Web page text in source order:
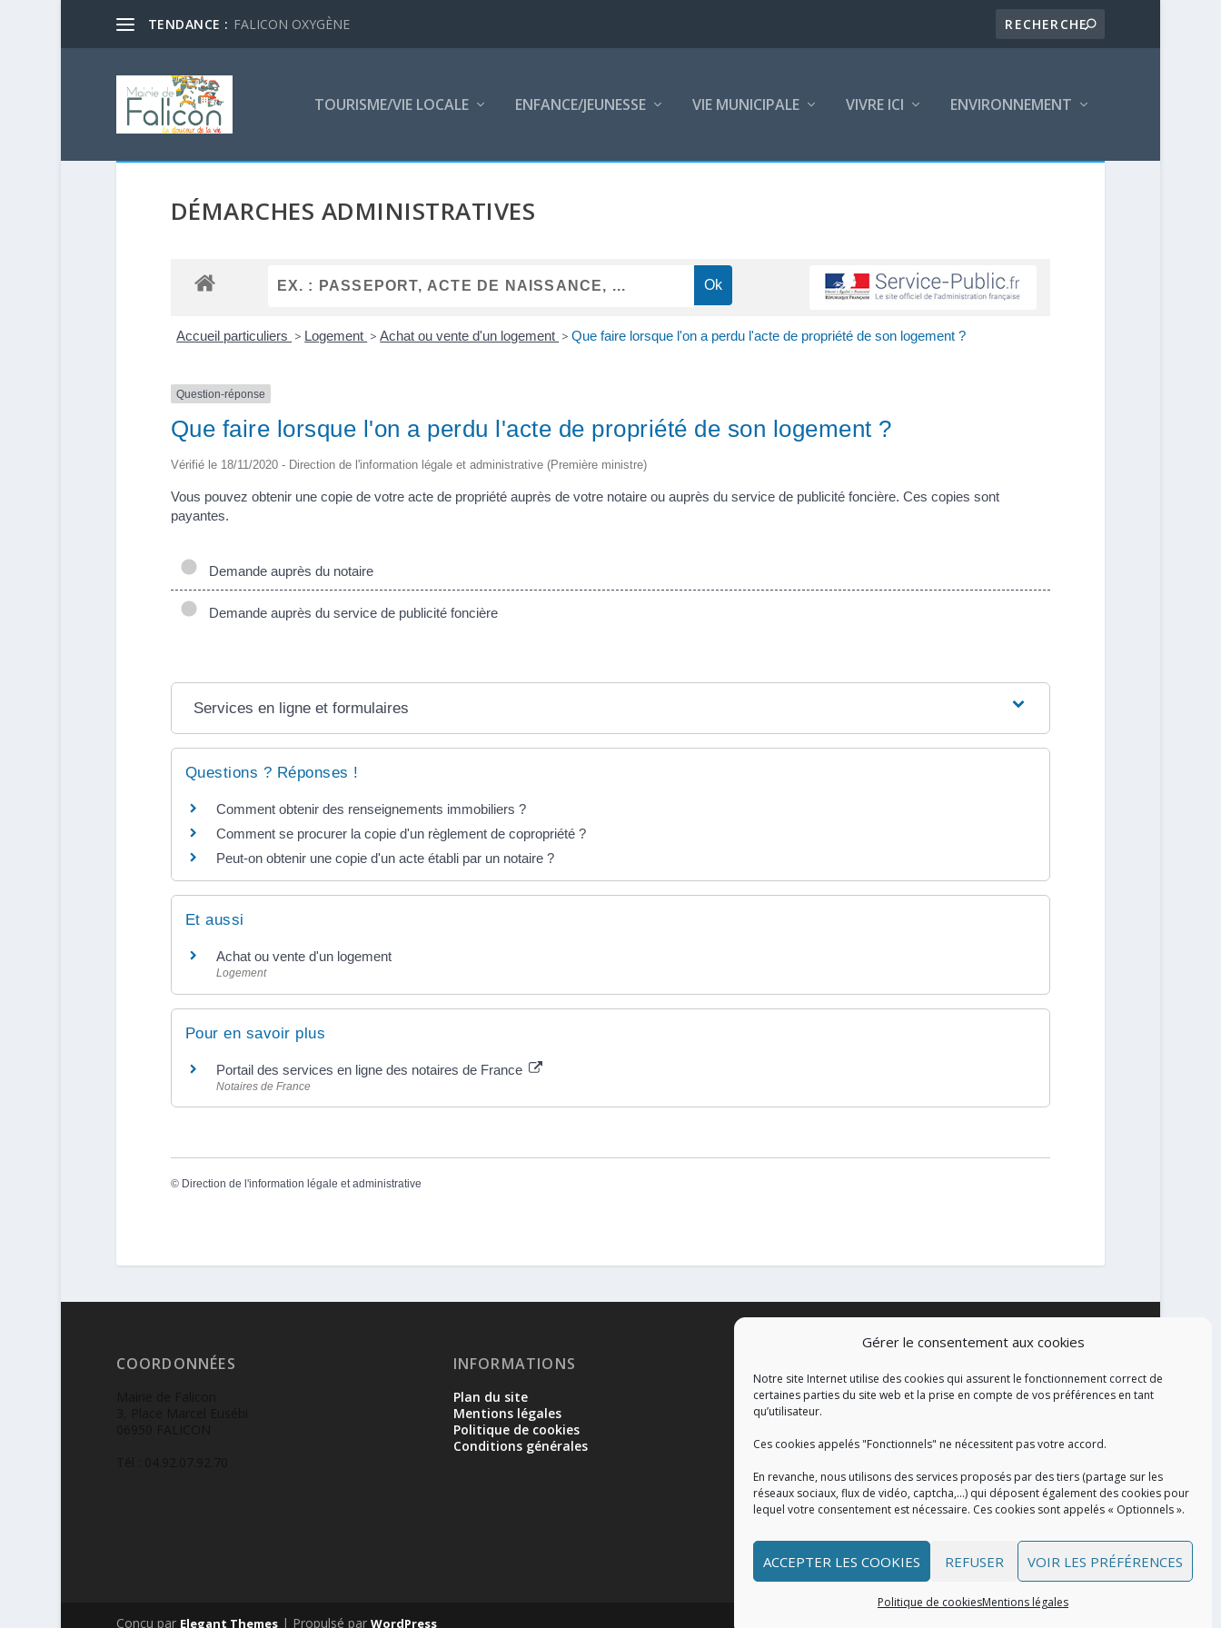
Gérer le consentement aux cookies
Notre site Internet utilise des cookies qui assurent le fonctionnement correct de
certaines parties du site web et la prise en compte de vos préférences en tant
qu’utilisateur.
Ces cookies appelés "Fonctionnels" ne nécessitent pas votre accord.
En revanche, nous utilisons des services proposés par des tiers (partage sur les
réseaux sociaux, flux de vidéo, captcha,...) qui déposent également des cookies pour
lequel votre consentement est nécessaire. Ces cookies sont appelés « Optionnels ».
ACCEPTER LES COOKIES REFUSER VOIR LES PRÉFÉRENCES
Politique de cookiesMentions légales
TENDANCE : FALICON OXYGÈNE
TOURISME/VIE LOCALE ENFANCE/JEUNESSE VIE MUNICIPALE VIVRE ICI ENVIRONNEMENT
DÉMARCHES ADMINISTRATIVES
Accueil particuliers > Logement > Achat ou vente d'un logement > Que faire lorsque l'on a perdu l'acte de propriété de son logement ?
Question-réponse
Que faire lorsque l'on a perdu l'acte de propriété de son logement ?
Vérifié le 18/11/2020 - Direction de l'information légale et administrative (Première ministre)
Vous pouvez obtenir une copie de votre acte de propriété auprès de votre notaire ou auprès du service de publicité foncière. Ces copies sont
payantes.
Demande auprès du notaire
Demande auprès du service de publicité foncière
Services en ligne et formulaires
Questions ? Réponses !
Comment obtenir des renseignements immobiliers ?
Comment se procurer la copie d'un règlement de copropriété ?
Peut-on obtenir une copie d'un acte établi par un notaire ?
Et aussi
Achat ou vente d'un logement
Logement
Pour en savoir plus
Portail des services en ligne des notaires de France
Notaires de France
© Direction de l'information légale et administrative
COORDONNÉES INFORMATIONS
Plan du site
Mentions légales
Politique de cookies
Conditions générales
Conçu par Elegant Themes| Propulsé par WordPress